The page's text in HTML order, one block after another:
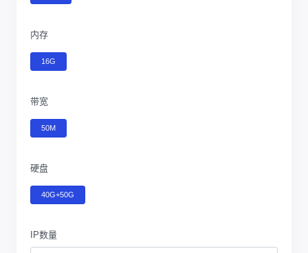
内存
16G
带宽
50M
硬盘
40G+50G
IP数量